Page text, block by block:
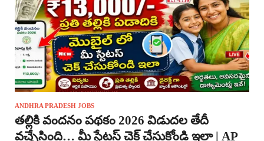
ANDHRA PRADESH JOBS
తల్లికి వందనం పథకం 2026 విడుదల తేదీ
వచ్చేసింది… మీ స్టేటస్ చెక్ చేసుకోండి ఇలా | AP